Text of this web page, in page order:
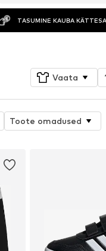
TASUMINE KAUBA
Vaata
Toote omadused